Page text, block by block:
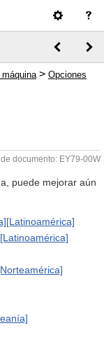
> Opciones
documento: EY79-00W
puede mejorar aún